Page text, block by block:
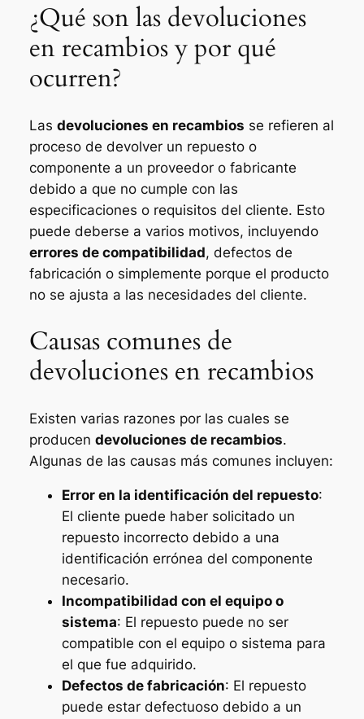
¿Qué son las devoluciones
en recambios y por qué
ocurren?
Las devoluciones en recambios se refieren al
proceso de devolver un repuesto o
componente a un proveedor o fabricante
debido a que no cumple con las
especificaciones o requisitos del cliente. Esto
puede deberse a varios motivos, incluyendo
errores de compatibilidad, defectos de
fabricación o simplemente porque el producto
no se ajusta a las necesidades del cliente.
Causas comunes de
devoluciones en recambios
Existen varias razones por las cuales se
producen devoluciones de recambios.
Algunas de las causas más comunes incluyen:
Error en la identificación del repuesto:
El cliente puede haber solicitado un
repuesto incorrecto debido a una
identificación errónea del componente
necesario.
Incompatibilidad con el equipo o
sistema: El repuesto puede no ser
compatible con el equipo o sistema para
el que fue adquirido.
Defectos de fabricación: El repuesto
puede estar defectuoso debido a un